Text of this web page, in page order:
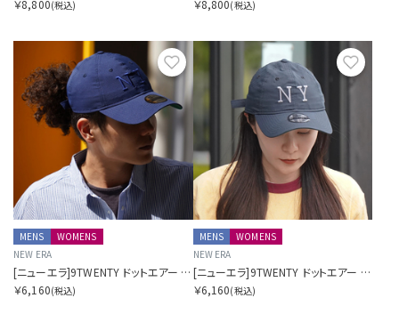
￥8,800(税込)
￥8,800(税込)
お気に入り
MENS
WOMENS
NEW ERA
[ニューエラ]9TWENTY ドットエアー SORA別注 ロングバイザー ネイビー
￥6,160(税込)
MENS
WOMENS
NEW ERA
[ニューエラ]9TWENTY ドットエアー SORA別注 ロングバイザー ブラック
￥6,160(税込)